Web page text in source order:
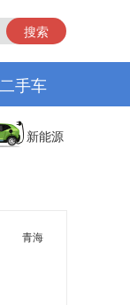
搜索
二手车
新能源
青海